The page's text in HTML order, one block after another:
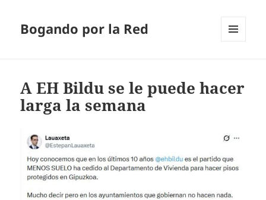
Bogando por la Red
A EH Bildu se le puede hacer
larga la semana